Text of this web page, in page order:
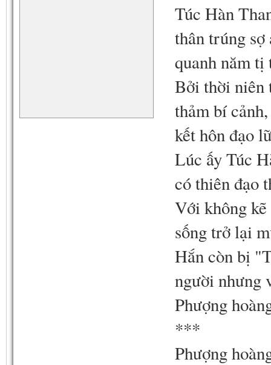
Túc Hàn
thân trúng
quanh năm tị
Bởi thời niên
thảm bí
kết hôn đạo
Lúc ấy Túc
có thiên đạo
Với không kẽ
sống trở lại
Hắn còn bị
người nhưng
Phượng
***
Phượng